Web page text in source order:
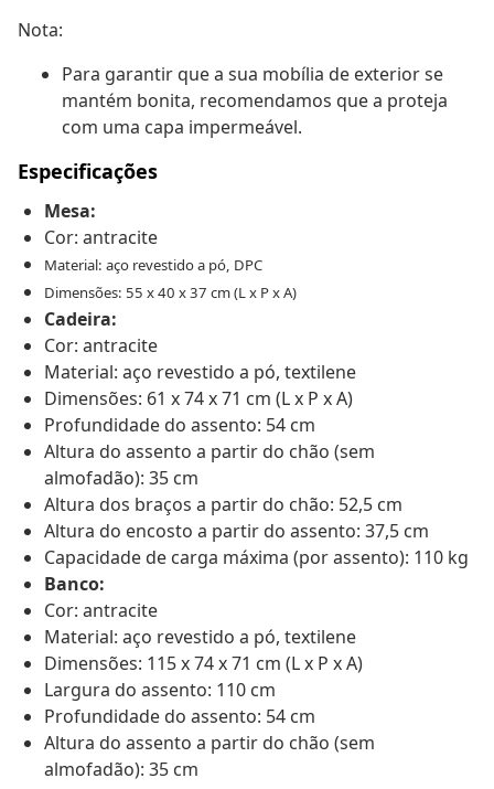
Nota:
Para garantir que a sua mobília de exterior se
mantém bonita, recomendamos que a proteja
com uma capa impermeável.
Especificações
Mesa:
Cor: antracite
Material: aço revestido a pó, DPC
Dimensões: 55 x 40 x 37 cm (L x P x A)
Cadeira:
Cor: antracite
Material: aço revestido a pó, textilene
Dimensões: 61 x 74 x 71 cm (L x P x A)
Profundidade do assento: 54 cm
Altura do assento a partir do chão (sem
almofadão): 35 cm
Altura dos braços a partir do chão: 52,5 cm
Altura do encosto a partir do assento: 37,5 cm
Capacidade de carga máxima (por assento): 110 kg
Banco:
Cor: antracite
Material: aço revestido a pó, textilene
Dimensões: 115 x 74 x 71 cm (L x P x A)
Largura do assento: 110 cm
Profundidade do assento: 54 cm
Altura do assento a partir do chão (sem
almofadão): 35 cm